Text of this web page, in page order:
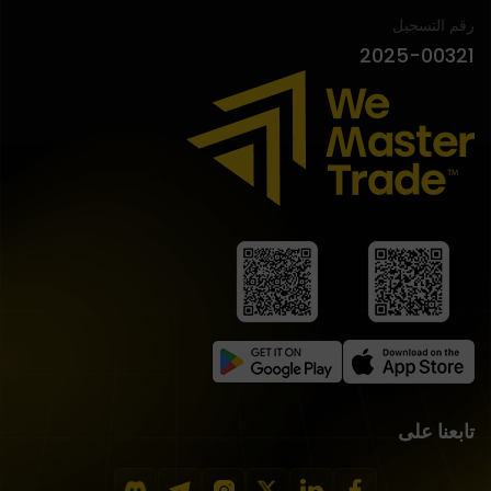
تابعنا على
رقم التسجيل
2025-00321